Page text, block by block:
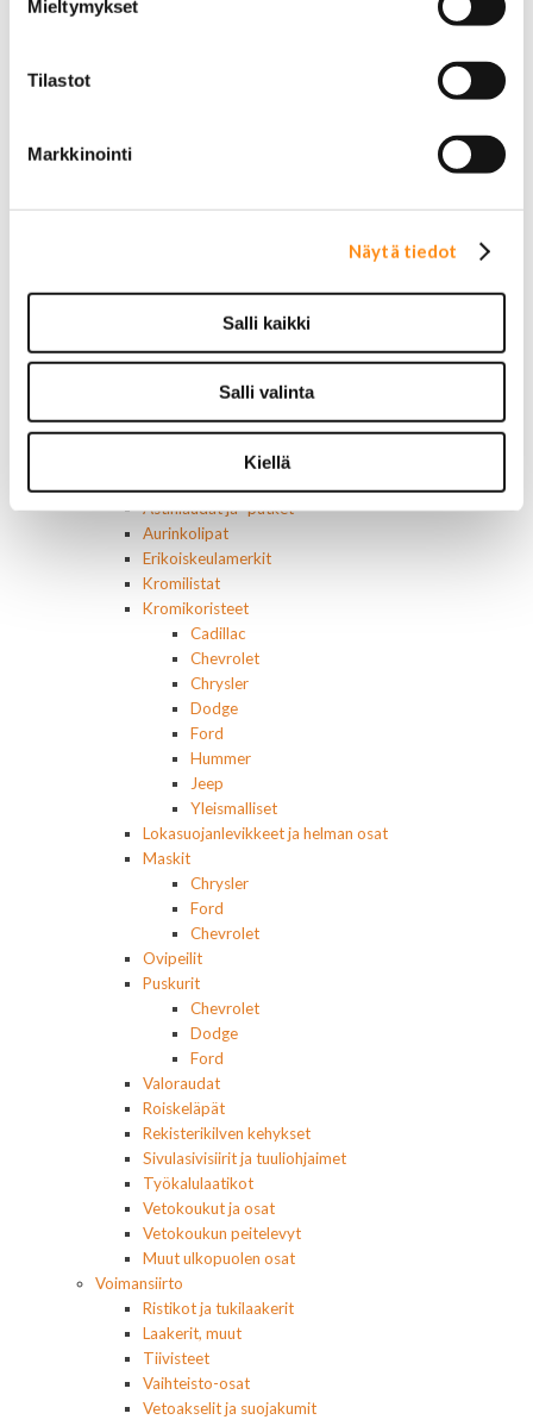
Mieltymykset
Tilastot
Markkinointi
Näytä tiedot
Salli kaikki
Salli valinta
Kiellä
Chrysler merkit
Oldsmobile merkit
Plymouth merkit
Pontiac merkit
Merkit ja logot
Astinlaudat ja -putket
Aurinkolipat
Erikoiskeulamerkit
Kromilistat
Kromikoristeet
Cadillac
Chevrolet
Chrysler
Dodge
Ford
Hummer
Jeep
Yleismalliset
Lokasuojanlevikkeet ja helman osat
Maskit
Chrysler
Ford
Chevrolet
Ovipeilit
Puskurit
Chevrolet
Dodge
Ford
Valoraudat
Roiskeläpät
Rekisterikilven kehykset
Sivulasivisiirit ja tuuliohjaimet
Työkalulaatikot
Vetokoukut ja osat
Vetokoukun peitelevyt
Muut ulkopuolen osat
Voimansiirto
Ristikot ja tukilaakerit
Laakerit, muut
Tiivisteet
Vaihteisto-osat
Vetoakselit ja suojakumit